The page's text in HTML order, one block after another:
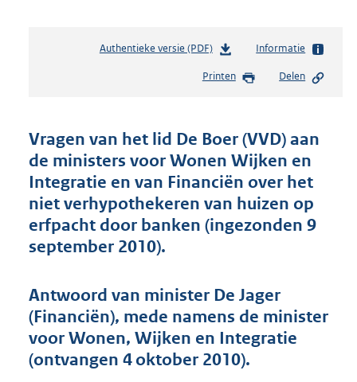
Authentieke versie (PDF)b
s
d
s
g
r
o
o
4
4
b
Informatie
Printen Delen
Vragen van het lid De Boer (VVD) aan
de ministers voor Wonen Wijken en
Integratie en van Financiën over het
niet verhypothekeren van huizen op
erfpacht door banken (ingezonden 9
september 2010).
Antwoord van minister De Jager
(Financiën), mede namens de minister
voor Wonen, Wijken en Integratie
(ontvangen 4 oktober 2010).